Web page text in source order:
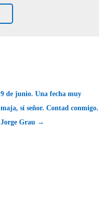
9 de junio. Una fecha muy
maja, sí señor. Contad conmigo.
Jorge Grau →